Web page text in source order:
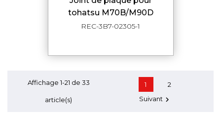
tohatsu M70B/M90D
REC-3B7-02305-1
Affichage 1-21 de 33
article(s)
1
2
Suivant 